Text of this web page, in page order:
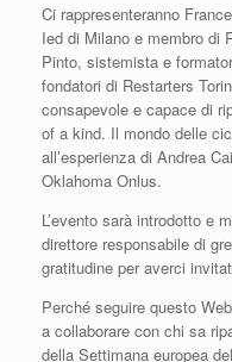
Ci rappresenteranno
Ied di Milano e membro di
Pinto, sistemista e
fondatori di Restarters
consapevole e capace di
of a kind. Il mondo delle
all’esperienza di Andrea
Oklahoma Onlus.
L’evento sarà introdotto e
direttore responsabile di
gratitudine per averci
Perché seguire questo
a collaborare con chi sa
della Settimana europea